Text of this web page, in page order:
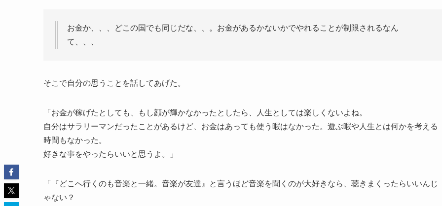
お金か、、、どこの国でも同じだな、、。お金があるかないかでやれることが制限されるなん
て、、、
そこで自分の思うことを話してあげた。
「お金が稼げたとしても、もし顔が輝かなかったとしたら、人生としては楽しくないよね。
自分はサラリーマンだったことがあるけど、お金はあっても使う暇はなかった。遊ぶ暇や人生とは何かを考える
時間もなかった。
好きな事をやったらいいと思うよ。」
「『どこへ行くのも音楽と一緒。音楽が友達』と言うほど音楽を聞くのが大好きなら、聴きまくったらいいんじ
ゃない？